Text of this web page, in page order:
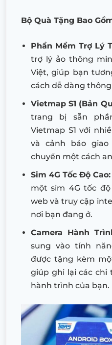
Bộ Quà Tặng Bao
Phần Mềm Trợ Lý
trợ lý ảo thông
Việt, giúp bạn
cách dễ dàng
Vietmap S1 (Bản
trang bị sẵn
Vietmap S1 với
và cảnh báo
chuyển một cách
Sim 4G Tốc Độ Cao:
một sim 4G tốc
web và truy cập
nơi bạn đang ở.
Camera Hành
sung vào tính
được tặng kèm
giúp ghi lại các
hành trình của bạn.